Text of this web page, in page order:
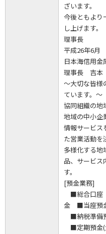
ざいます。
今後ともより
し上げます。
理事長
平成26年6月
日本海信用
理事長 吉本
～大切な皆様
ています。～
協同組織の地
地域の中小企
情報サービス
た営業活動を
多様化する地
品、サービス
す。
[預金業務]
■総合口
金 ■当座預
■納税準備
■定期預金(